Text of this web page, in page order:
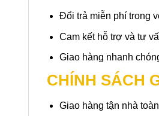
Đổi trả miễn phí trong
Cam kết hỗ trợ và tư
Giao hàng nhanh
CHÍNH SÁCH
Giao hàng tận nhà